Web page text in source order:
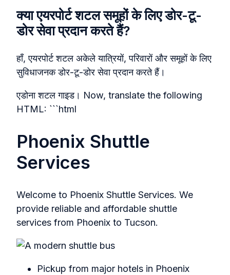
क्या एयरपोर्ट शटल समूहों के लिए डोर-टू-
डोर सेवा प्रदान करते हैं?
हाँ, एयरपोर्ट शटल अकेले यात्रियों, परिवारों और समूहों के लिए
सुविधाजनक डोर-टू-डोर सेवा प्रदान करते हैं।
एडोना शटल गाइड। Now, translate the following
HTML: ```html
Phoenix Shuttle
Services
Welcome to Phoenix Shuttle Services. We
provide reliable and affordable shuttle
services from Phoenix to Tucson.
Pickup from major hotels in Phoenix